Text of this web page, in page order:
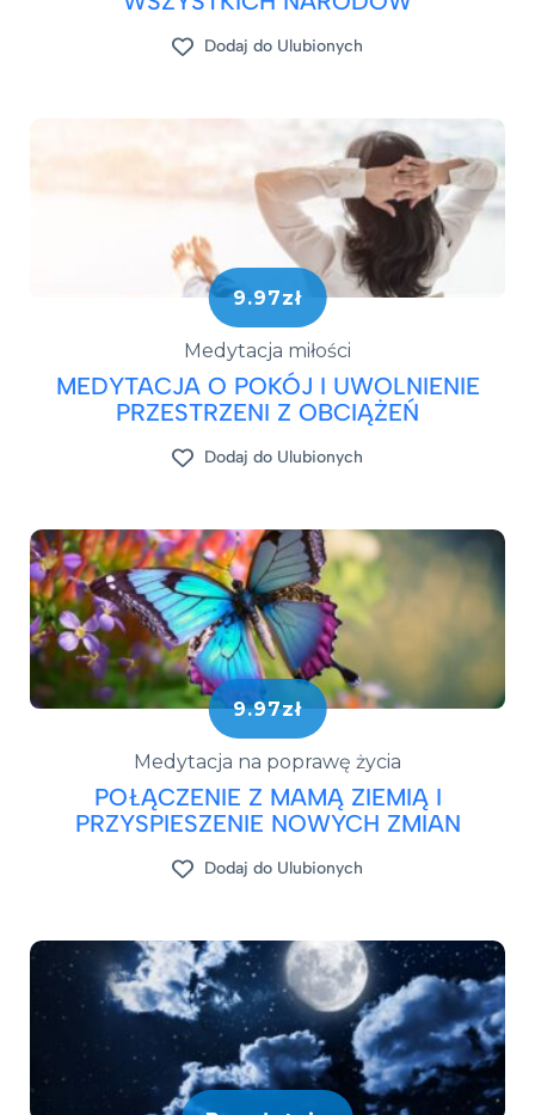
Dodaj do Ulubionych
9.97zł
Medytacja miłości
MEDYTACJA O POKÓJ I UWOLNIENIE
PRZESTRZENI Z OBCIĄŻEŃ
Dodaj do Ulubionych
9.97zł
Medytacja na poprawę życia
POŁĄCZENIE Z MAMĄ ZIEMIĄ I
PRZYSPIESZENIE NOWYCH ZMIAN
Dodaj do Ulubionych